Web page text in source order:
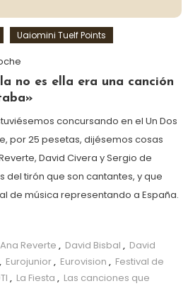
Uaiomini Tuelf Points
no es ella era una canción
concursando en el Un Dos
por 25 pesetas, dijésemos cosas
David Civera y Sergio de
del tirón que son cantantes, y que
de música representando a España.
Ana Reverte , David Bisbal , David
, Eurojunior, Eurovision , Festival de
, La Fiesta , Las canciones que